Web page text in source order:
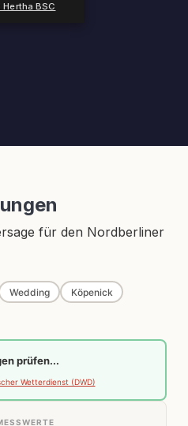
BSC
für den Nordberliner
Wedding Köpenick
prüfen...
Wetterdienst (DWD)